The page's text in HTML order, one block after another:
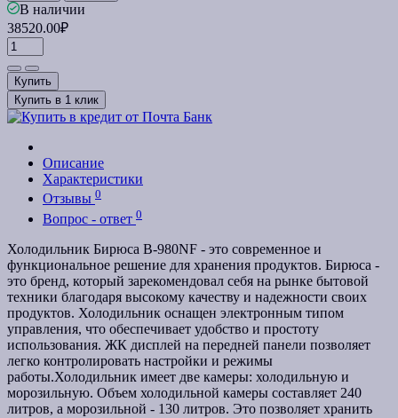
В наличии
38520.00₽
Купить
Купить в 1 клик
Описание
Характеристики
Отзывы 0
Вопрос - ответ 0
Холодильник Бирюса B-980NF - это современное и
функциональное решение для хранения продуктов. Бирюса -
это бренд, который зарекомендовал себя на рынке бытовой
техники благодаря высокому качеству и надежности своих
продуктов. Холодильник оснащен электронным типом
управления, что обеспечивает удобство и простоту
использования. ЖК дисплей на передней панели позволяет
легко контролировать настройки и режимы
работы.Холодильник имеет две камеры: холодильную и
морозильную. Объем холодильной камеры составляет 240
литров, а морозильной - 130 литров. Это позволяет хранить